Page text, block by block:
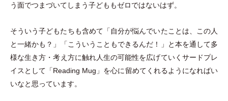
う面でつまづいてしまう子どももゼロではないはず。
そういう子どもたちも含めて 「 自分が悩んでいたことは、この人
と一緒かも？ 」 「 こういうこともできるんだ！ 」
と本を通して多
様な生き方 ・考え方に触れ人生の可能性を広げていくサードプレ
イスとして 「Reading Mug 」 を心に留めてくれるようになればい
いなと思っています。